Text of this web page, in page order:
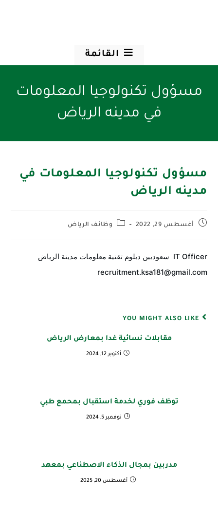
القائمة
مسؤول تكنولوجيا المعلومات
في مدينه الرياض
مسؤول تكنولوجيا المعلومات في
مدينه الرياض
أغسطس 29, 2022 وظائف الرياض
recruitment.ksa181@gmail.com
YOU MIGHT ALSO LIKE
مقابلات نسائية غدا بمعارض الرياض
أكتوبر 12, 2024
توظف فوري لخدمة استقبال بمحمع طبي
نوفمبر 5, 2024
مدربين بمجال الذكاء الاصطناعي بمعهد
أغسطس 20, 2025